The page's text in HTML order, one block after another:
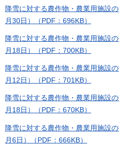
降雪に対する農作物・農業用施設
月30日）（PDF：696KB）
降雪に対する農作物・農業用施設
月18日）（PDF：700KB）
降雪に対する農作物・農業用施設
月12日）（PDF：701KB）
降雪に対する農作物・農業用施設
月18日）（PDF：670KB）
降雪に対する農作物・農業用施設
月6日）（PDF：666KB）